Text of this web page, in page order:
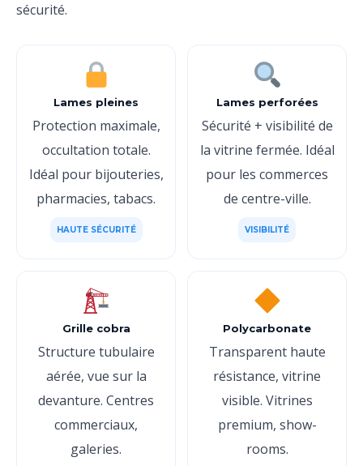
sécurité.
Lames pleines
Protection maximale,
occultation totale.
Idéal pour bijouteries,
pharmacies, tabacs.
HAUTE SÉCURITÉ
Lames perforées
Sécurité + visibilité de
la vitrine fermée. Idéal
pour les commerces
de centre-ville.
VISIBILITÉ
Grille cobra
Structure tubulaire
aérée, vue sur la
devanture. Centres
commerciaux,
galeries.
Polycarbonate
Transparent haute
résistance, vitrine
visible. Vitrines
premium, show-
rooms.